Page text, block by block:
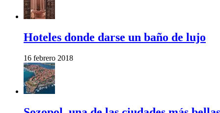
Hoteles donde darse un baño de lujo
16 febrero 2018